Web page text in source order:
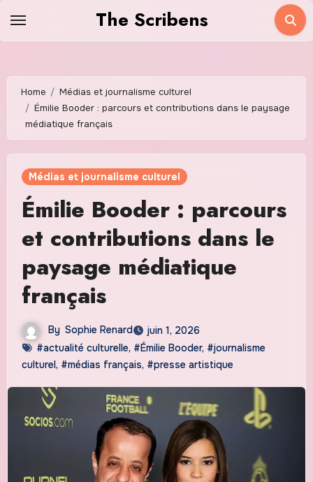
The Scribens
Home
Médias et journalisme culturel
Émilie Booder : parcours et contributions dans le paysage
médiatique français
Médias et journalisme culturel
Émilie Booder : parcours
et contributions dans le
paysage médiatique
français
By Sophie Renard
juin 1, 2026
#actualité culturelle, #Émilie Booder, #journalisme
culturel, #médias français, #presse artistique